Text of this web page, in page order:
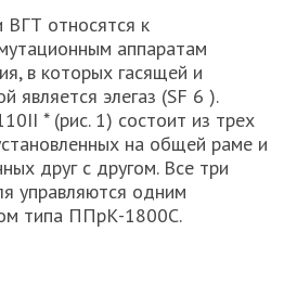
ВГТ относятся к
аппаратам
в которых гасящей и
является элегаз (SF 6 ).
* (рис. 1) состоит из трех
на общей раме и
друг с другом. Все три
управляются одним
типа ППрК-1800С.